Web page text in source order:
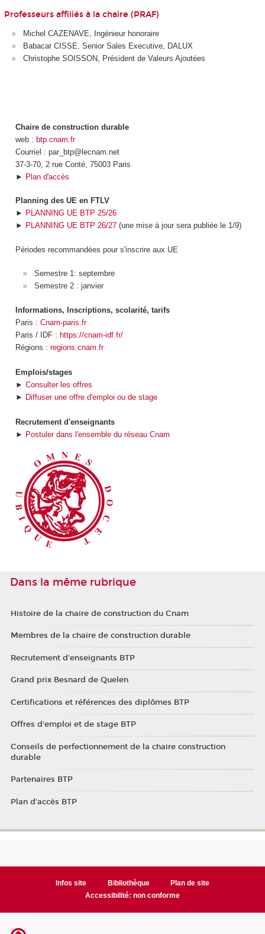
Professeurs affiliés à la chaire (PRAF)
Michel CAZENAVE, Ingénieur honoraire
Babacar CISSE, Senior Sales Executive, DALUX
Christophe SOISSON, Président de Valeurs Ajoutées
Chaire de construction durable
web : btp.cnam.fr
Courriel : par_btp@lecnam.net
37-3-70, 2 rue Conté, 75003 Paris
► Plan d'accès
Planning des UE en FTLV
► PLANNING UE BTP 25/26
► PLANNING UE BTP 26/27(une mise à jour sera publiée le 1/9)
Périodes recommandées pour s'inscrire aux UE
Semestre 1: septembre
Semestre 2 : janvier
Informations, Inscriptions, scolarité, tarifs
Paris : Cnam-paris.fr
Paris / IDF : https://cnam-idf.fr/
Régions : regions.cnam.fr
Emplois/stages
► Consulter les offres
► Diffuser une offre d'emploi ou de stage
Recrutement d'enseignants
► Postuler dans l'ensemble du réseau Cnam
Dans la même rubrique
Histoire de la chaire de construction du Cnam
Membres de la chaire de construction durable
Recrutement d'enseignants BTP
Grand prix Besnard de Quelen
Certifications et références des diplômes BTP
Offres d'emploi et de stage BTP
Conseils de perfectionnement de la chaire construction
durable
Partenaires BTP
Plan d'accès BTP
Infos site Bibliothèque
Plan de site
Accessibilité: non conforme